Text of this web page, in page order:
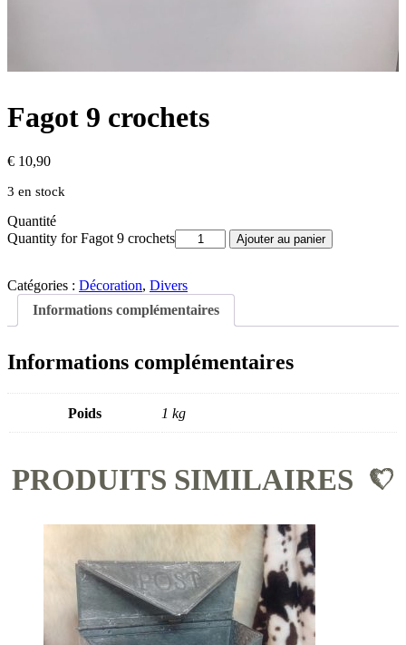
Fagot 9 crochets
€ 10,90
3 en stock
Quantité
Quantity for Fagot 9 crochets
Ajouter au panier
Catégories : Décoration, Divers
Informations complémentaires
Informations complémentaires
Poids 1 kg
PRODUITS SIMILAIRES